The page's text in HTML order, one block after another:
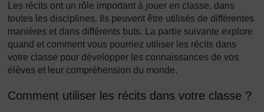
Les récits ont un rôle important à jouer en classe, dans
toutes les disciplines. Ils peuvent être utilisés de différentes
manières et dans différents buts. La partie suivante explore
quand et comment vous pourriez utiliser les récits dans
votre classe pour développer les connaissances de vos
élèves et leur compréhension du monde.
Comment utiliser les récits dans votre classe ?